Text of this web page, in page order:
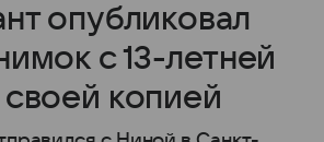
опубликовал
с 13-летней
копией